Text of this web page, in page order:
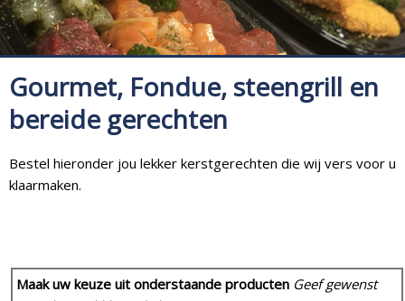
Gourmet, Fondue, steengrill en
bereide gerechten
Bestel hieronder jou lekker kerstgerechten die wij vers voor u
klaarmaken.
Maak uw keuze uit onderstaande producten Geef gewenst